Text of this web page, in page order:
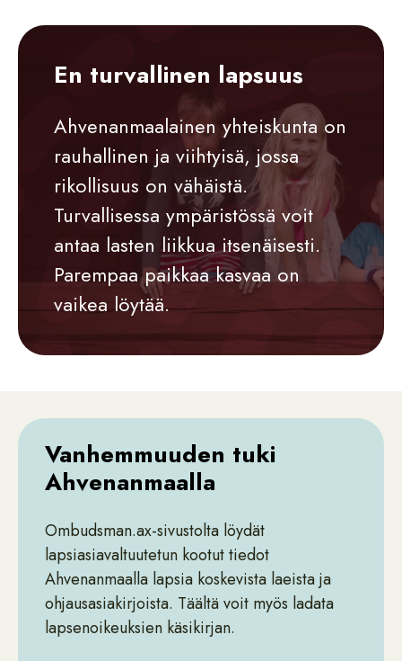
En turvallinen lapsuus
Ahvenanmaalainen yhteiskunta on
rauhallinen ja viihtyisä, jossa
rikollisuus on vähäistä.
Turvallisessa ympäristössä voit
antaa lasten liikkua itsenäisesti.
Parempaa paikkaa kasvaa on
vaikea löytää.
Vanhemmuuden tuki
Ahvenanmaalla
Ombudsman.ax-sivustolta löydät
lapsiasiavaltuutetun kootut tiedot
Ahvenanmaalla lapsia koskevista laeista ja
ohjausasiakirjoista. Täältä voit myös ladata
lapsenoikeuksien käsikirjan.